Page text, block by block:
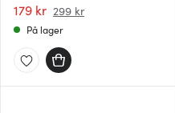
179 kr 299 kr
På lager